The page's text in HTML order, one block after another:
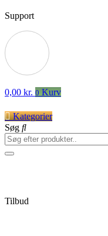
Support
0,00 kr. 0 Kurv
Kategorier
Søg
Tilbud